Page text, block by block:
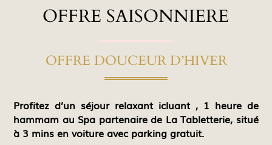
OFFRE SAISONNIERE
OFFRE DOUCEUR D’HIVER
Profitez d’un séjour relaxant icluant , 1 heure de
hammam au Spa partenaire de La Tabletterie, situé
à 3 mins en voiture avec parking gratuit.